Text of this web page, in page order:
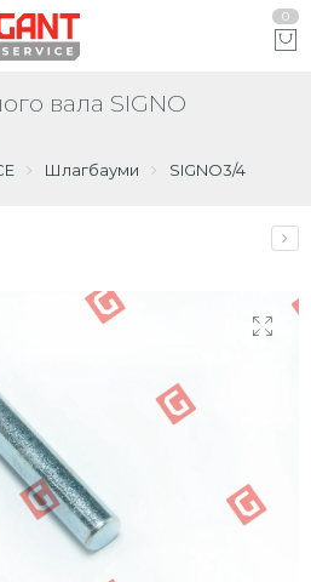
0
вала SIGNO
Шлагбауми SIGNO3/4